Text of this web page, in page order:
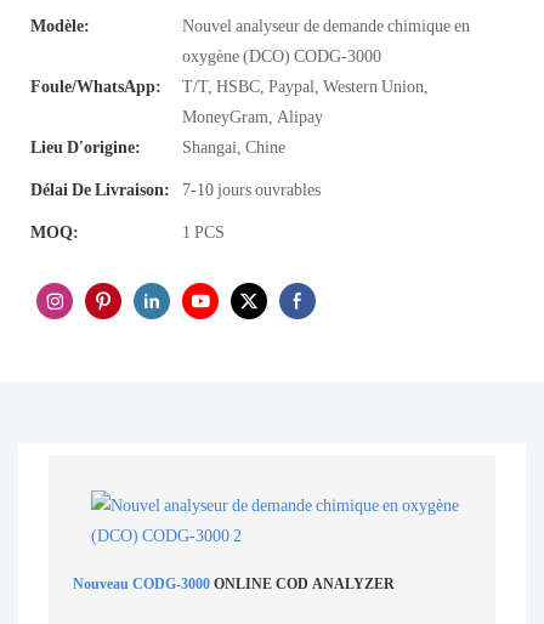
Modèle:
Nouvel analyseur de demande chimique en
oxygène (DCO) CODG-3000
Foule/WhatsApp:
T/T, HSBC, Paypal, Western Union,
MoneyGram, Alipay
Lieu D'origine:
Shangai, Chine
Délai De Livraison: 7-10 jours ouvrables
MOQ: 1 PCS
Nouveau CODG-3000ONLINE COD ANALYZER